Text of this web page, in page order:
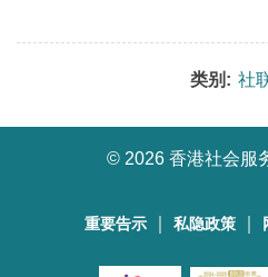
类别: 社
© 2026 香港社会服
重要告示 私隐政策